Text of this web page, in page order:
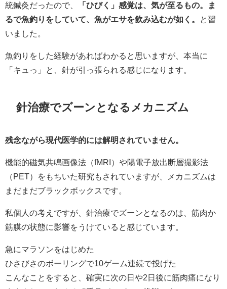
統鍼灸だったので、
「ひびく」感覚は、気が至るもの。ま
るで魚釣りをしていて、魚がエサを飲み込むが如く。
と習
いました。
魚釣りをした経験があればわかると思いますが、本当に
「キュっ」と、針が引っ張られる感じになります。
針治療でズーンとなるメカニズム
残念ながら現代医学的には解明されていません。
機能的磁気共鳴画像法（fMRI）や陽電子放出断層撮影法
（PET）をもちいた研究もされていますが、メカニズムは
まだまだブラックボックスです。
私個人の考えですが、針治療でズーンとなるのは、筋肉か
筋膜の状態に影響をうけていると感じています。
急にマラソンをはじめた
ひさびさのボーリングで10ゲーム連続で投げた
こんなことをすると、確実に次の日や2日後に筋肉痛になり